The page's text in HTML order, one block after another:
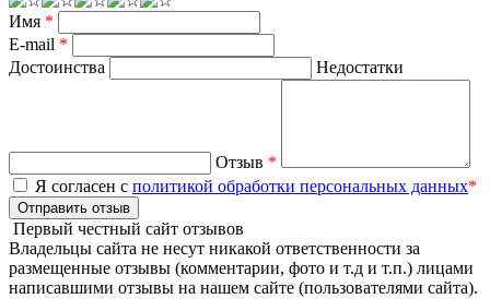
Имя *
E-mail *
Достоинства
Недостатки
Отзыв *
Я согласен с политикой обработки персональных данных*
Отправить отзыв
Первый честный сайт отзывов
Владельцы сайта не несут никакой ответственности за
размещенные отзывы (комментарии, фото и т.д и т.п.) лицами
написавшими отзывы на нашем сайте (пользователями сайта).